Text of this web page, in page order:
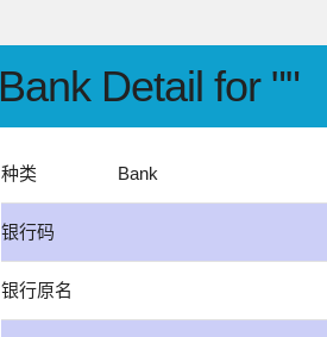
Bank Detail for ""
种类 Bank
银行码
银行原名